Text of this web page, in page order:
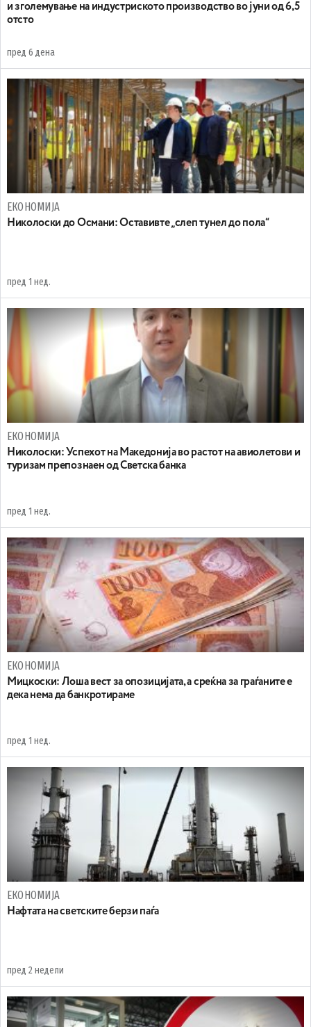
и зголемување на индустриското производство во јуни од 6,5
отсто
пред 6 дена
ЕКОНОМИЈА
Николоски до Османи: Oставивте „слеп тунел до пола“
пред 1 нед.
ЕКОНОМИЈА
Николоски: Успехот на Македонија во растот на авиолетови и
туризам препознаен од Светска банка
пред 1 нед.
ЕКОНОМИЈА
Мицкоски: Лоша вест за опозицијата, а среќна за граѓаните е
дека нема да банкротираме
пред 1 нед.
ЕКОНОМИЈА
Нафтата на светските берзи паѓа
пред 2 недели